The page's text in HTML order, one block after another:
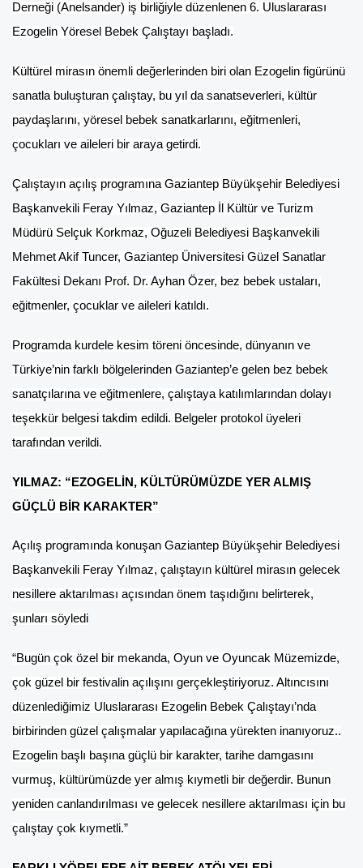
Derneği (Anelsander) iş birliğiyle düzenlenen 6. Uluslararası
Ezogelin Yöresel Bebek Çalıştayı başladı.
Kültürel mirasın önemli değerlerinden biri olan Ezogelin figürünü
sanatla buluşturan çalıştay, bu yıl da sanatseverleri, kültür
paydaşlarını, yöresel bebek sanatkarlarını, eğitmenleri,
çocukları ve aileleri bir araya getirdi.
Çalıştayın açılış programına Gaziantep Büyükşehir Belediyesi
Başkanvekili Feray Yılmaz, Gaziantep İl Kültür ve Turizm
Müdürü Selçuk Korkmaz, Oğuzeli Belediyesi Başkanvekili
Mehmet Akif Tuncer, Gaziantep Üniversitesi Güzel Sanatlar
Fakültesi Dekanı Prof. Dr. Ayhan Özer, bez bebek ustaları,
eğitmenler, çocuklar ve aileleri katıldı.
Programda kurdele kesim töreni öncesinde, dünyanın ve
Türkiye’nin farklı bölgelerinden Gaziantep’e gelen bez bebek
sanatçılarına ve eğitmenlere, çalıştaya katılımlarından dolayı
teşekkür belgesi takdim edildi. Belgeler protokol üyeleri
tarafından verildi.
YILMAZ: “EZOGELİN, KÜLTÜRÜMÜZDE YER ALMIŞ
GÜÇLÜ BİR KARAKTER”
Açılış programında konuşan Gaziantep Büyükşehir Belediyesi
Başkanvekili Feray Yılmaz, çalıştayın kültürel mirasın gelecek
nesillere aktarılması açısından önem taşıdığını belirterek,
şunları söyledi
“Bugün çok özel bir mekanda, Oyun ve Oyuncak Müzemizde,
çok güzel bir festivalin açılışını gerçekleştiriyoruz. Altıncısını
düzenlediğimiz Uluslararası Ezogelin Bebek Çalıştayı’nda
birbirinden güzel çalışmalar yapılacağına yürekten inanıyoruz..
Ezogelin başlı başına güçlü bir karakter, tarihe damgasını
vurmuş, kültürümüzde yer almış kıymetli bir değerdir. Bunun
yeniden canlandırılması ve gelecek nesillere aktarılması için bu
çalıştay çok kıymetli.”